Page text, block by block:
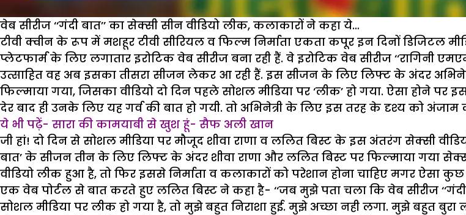
वेब सीरीज ‘‘गंदी बात’’ का सेक्सी सीन वीडियो लीक, कलाकारों ने कहा ये…
टीवी क्वीन के रूप में मशहूर टीवी सीरियल व फिल्म निर्माता एकता कपूर इन दिनों डिजिटल
प्लेटफार्म के लिए लगातार इरोटिक वेब सीरीज बना रही हैं. वे इरोटिक वेब सीरीज ‘‘रागिनी
उत्साहित वह अब इसका तीसरा सीजन लेकर आ रही हैं. इस सीजन के लिए लिफ्ट के अंदर
फिल्माया गया, जिसका वीडियो दो दिन पहले सोशल मीडिया पर ‘लीक’ हो गया. ऐसा होने
देर बाद ही उनके लिए यह गर्व की बात हो गयी. तो अभिनेत्री के लिए इस तरह के दृश्य को अंजाम
ये भी पढ़ें- सारा की कामयाबी से खुश हूं- सैफ अली खान
जी हां! दो दिन से सोशल मीडिया पर मौजूद शीवा राणा व ललित बिस्ट के इस अंतरंग सेक्सी
बात’ के सीजन तीन के लिए लिफ्ट के अंदर शीवा राणा और ललित बिस्ट पर फिल्माया गया
वीडियो लीक हुआ है, तो फिर इससे निर्माता व कलाकारों को परेशान होना चाहिए मगर ऐसा कुछ
एक वेब पोर्टल से बात करते हुए ललित बिस्ट ने कहा है- ‘‘जब मुझे पता चला कि वेब सीरीज
सोशल मीडिया पर लीक हो गया है, तो मुझे बहुत निराशा हुई. मुझे अच्छा नही लगा. मुझे बहुत बुरा